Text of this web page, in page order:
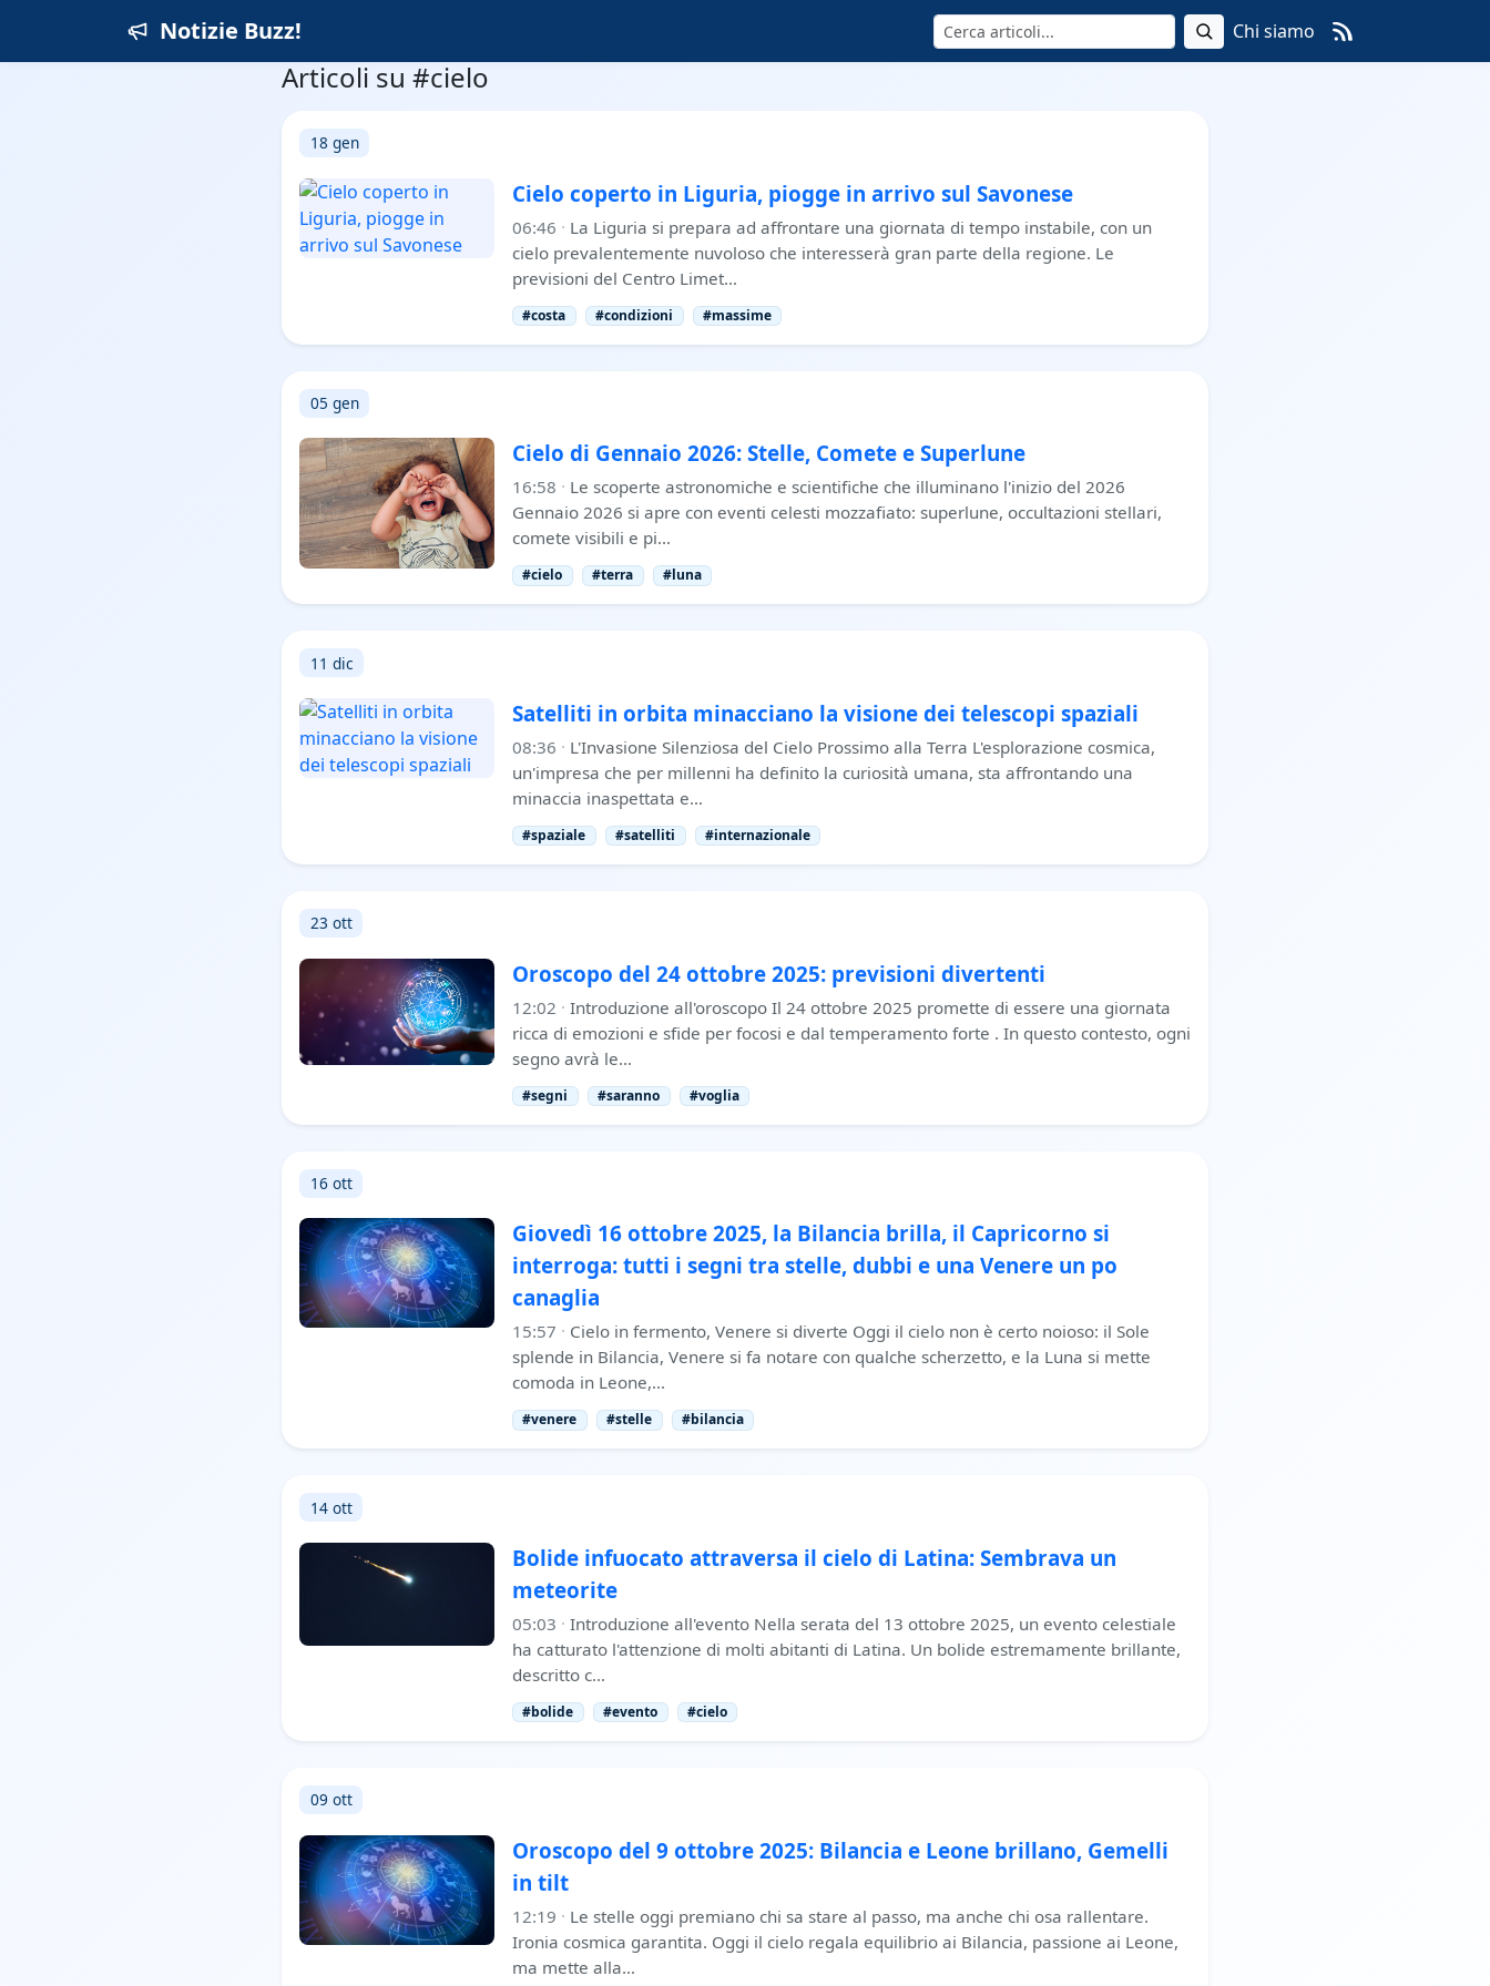
Notizie Buzz! Cerca Chi siamo
Articoli su #cielo
18 gen
Cielo coperto in Liguria, piogge in arrivo sul Savonese
06:46 · La Liguria si prepara ad affrontare una giornata di tempo instabile, con un
cielo prevalentemente nuvoloso che interesserà gran parte della regione. Le
previsioni del Centro Limet…
#costa #condizioni #massime
05 gen
Cielo di Gennaio 2026: Stelle, Comete e Superlune
16:58 · Le scoperte astronomiche e scientifiche che illuminano l'inizio del 2026
Gennaio 2026 si apre con eventi celesti mozzafiato: superlune, occultazioni stellari,
comete visibili e pi…
#cielo #terra #luna
11 dic
Satelliti in orbita minacciano la visione dei telescopi spaziali
08:36 · L'Invasione Silenziosa del Cielo Prossimo alla Terra L'esplorazione cosmica,
un'impresa che per millenni ha definito la curiosità umana, sta affrontando una
minaccia inaspettata e…
#spaziale #satelliti #internazionale
23 ott
Oroscopo del 24 ottobre 2025: previsioni divertenti
12:02 · Introduzione all'oroscopo Il 24 ottobre 2025 promette di essere una giornata
ricca di emozioni e sfide per focosi e dal temperamento forte . In questo contesto, ogni
segno avrà le…
#segni #saranno #voglia
16 ott
Giovedì 16 ottobre 2025, la Bilancia brilla, il Capricorno si
interroga: tutti i segni tra stelle, dubbi e una Venere un po
canaglia
15:57 · Cielo in fermento, Venere si diverte Oggi il cielo non è certo noioso: il Sole
splende in Bilancia, Venere si fa notare con qualche scherzetto, e la Luna si mette
comoda in Leone,…
#venere #stelle #bilancia
14 ott
Bolide infuocato attraversa il cielo di Latina: Sembrava un
meteorite
05:03 · Introduzione all'evento Nella serata del 13 ottobre 2025, un evento celestiale
ha catturato l'attenzione di molti abitanti di Latina. Un bolide estremamente brillante,
descritto c…
#bolide #evento #cielo
09 ott
Oroscopo del 9 ottobre 2025: Bilancia e Leone brillano, Gemelli
in tilt
12:19 · Le stelle oggi premiano chi sa stare al passo, ma anche chi osa rallentare.
Ironia cosmica garantita. Oggi il cielo regala equilibrio ai Bilancia, passione ai Leone,
ma mette alla…